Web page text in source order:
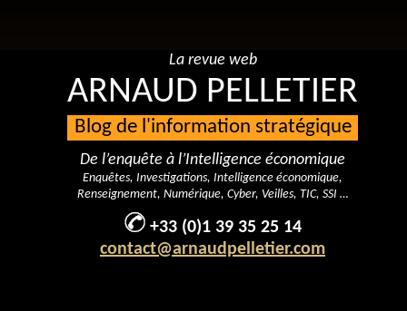
La revue web
ARNAUD PELLETIER
Blog de l'information stratégique
De l’enquête à l’Intelligence économique
Enquêtes, Investigations, Intelligence économique,
Renseignement, Numérique, Cyber, Veilles, TIC, SSI …
+33 (0)1 39 35 25 14
contact@arnaudpelletier.com